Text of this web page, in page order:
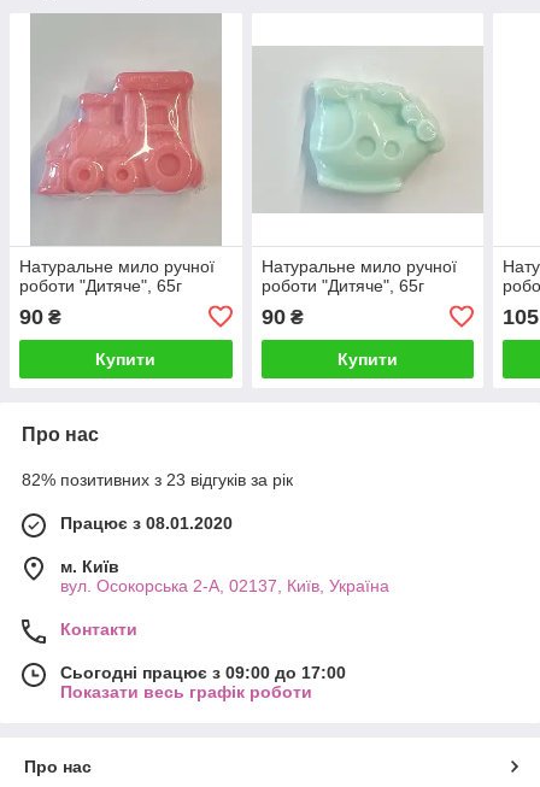
Натуральне мило ручної
роботи "Дитяче", 65г
90 ₴
Купити
Натуральне мило ручної
роботи "Дитяче", 65г
90₴
Купити
105
Про нас
82% позитивних з 23 відгуків за рік
Працює з 08.01.2020
м. Київ
вул. Осокорська 2-А, 02137, Київ, Україна
Контакти
Сьогодні працює з 09:00 до 17:00
Показати весь графік роботи
Про нас